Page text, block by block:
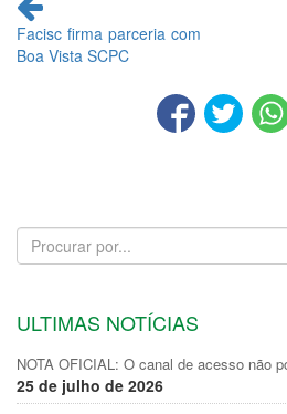
lendo
Facisc firma parceria com
Boa Vista SCPC
ULTIMAS NOTÍCIAS
NOTA OFICIAL: O canal de acesso não
25 de julho de 2026